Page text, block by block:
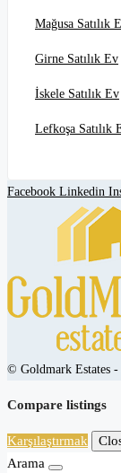
Mağusa Satılık
Girne Satılık Ev
İskele Satılık Ev
Lefkoşa Satılık
Facebook Linkedin
© Goldmark Estates -
Compare listings
Karşılaştırmak
Arama